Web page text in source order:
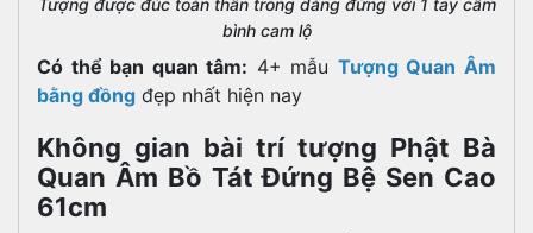
Tượng được đúc toàn thân trong dáng đứng với 1 tay cầm
bình cam lộ
Có thể bạn quan tâm: 4+ mẫu Tượng Quan Âm
bằng đồng đẹp nhất hiện nay
Không gian bài trí tượng Phật Bà
Quan Âm Bồ Tát Đứng Bệ Sen Cao
61cm